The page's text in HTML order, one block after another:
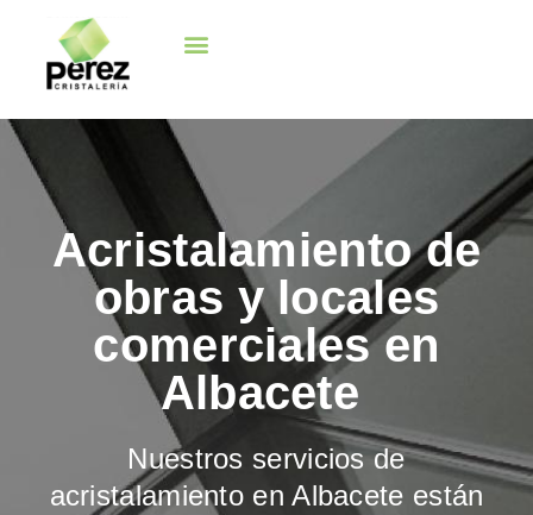
Acristalamiento de
obras y locales
comerciales en
Albacete
Nuestros servicios de
acristalamiento en Albacete están